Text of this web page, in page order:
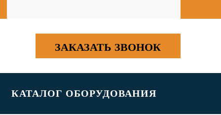
ЗАКАЗАТЬ ЗВОНОК
КАТАЛОГ ОБОРУДОВАНИЯ